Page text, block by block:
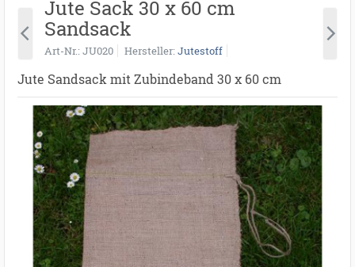
Jute Sack 30 x 60 cm
Sandsack
Art-Nr. JU020 Hersteller Jutestoff
Jute Sandsack mit Zubindeband 30 x 60 cm